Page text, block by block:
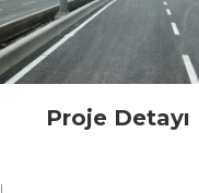
Proje Detayı